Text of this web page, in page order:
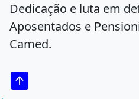
Dedicação e luta em
Aposentados e
Camed.